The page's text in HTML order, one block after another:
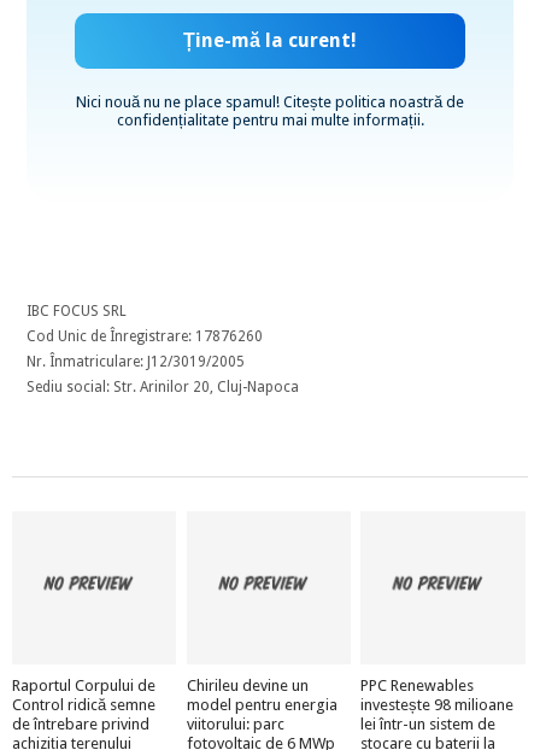
Nici nouă nu ne place spamul! Citește politica noastră de
confidențialitatepentru mai multe informații.
IBC FOCUS SRL
Cod Unic de Înregistrare: 17876260
Nr. Înmatriculare: J12/3019/2005
Sediu social: Str. Arinilor 20, Cluj-Napoca
Raportul Corpului de
Control ridică semne
de întrebare privind
achiziția terenului
Chirileu devine un
model pentru energia
viitorului: parc
fotovoltaic de 6 MWp
PPC Renewables
investește 98 milioane
lei într-un sistem de
stocare cu baterii la